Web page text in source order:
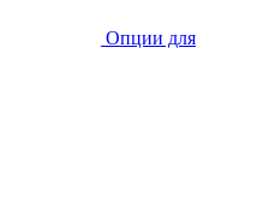
Опции для